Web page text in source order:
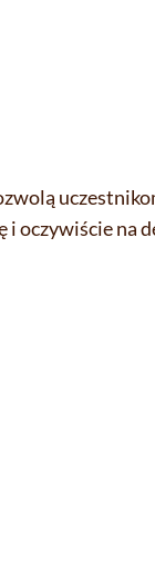
i oczywiście na